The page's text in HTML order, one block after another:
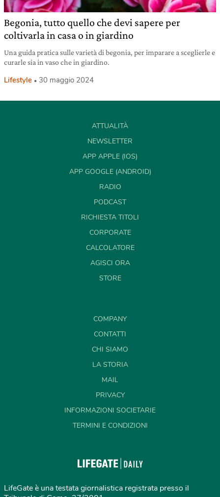
Begonia, tutto quello che devi sapere per
coltivarla in casa o in giardino
Una guida pratica sulle varietà di begonia, per imparare a sceglierle e
curarle sia in vaso che in giardino.
Lifestyle 30 maggio 2024
ATTUALITÀ
NEWSLETTER
APP APPLE (IOS)
APP GOOGLE (ANDROID)
RADIO
PODCAST
RICHIESTA TITOLI
CORPORATE
CALCOLATORE
AGISCI ORA
STORE
COMPANY
CONTATTI
CHI SIAMO
LA STORIA
MAIL
PRIVACY
INFORMAZIONI SOCIETARIE
TERMINI E CONDIZIONI
LifeGate è una testata giornalistica registrata presso il